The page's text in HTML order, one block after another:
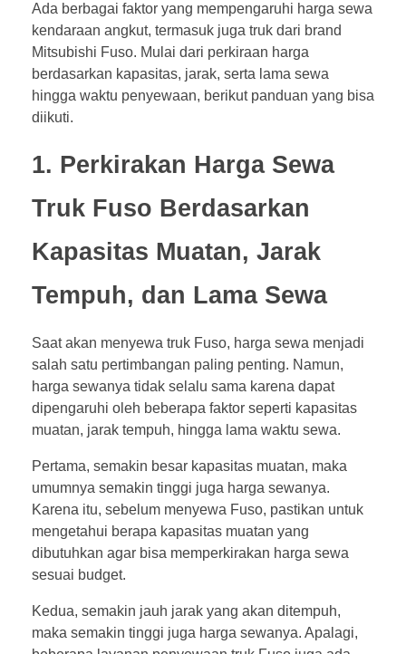
Ada berbagai faktor yang mempengaruhi harga sewa
kendaraan angkut, termasuk juga truk dari brand
Mitsubishi Fuso. Mulai dari perkiraan harga
berdasarkan kapasitas, jarak, serta lama sewa
hingga waktu penyewaan, berikut panduan yang bisa
diikuti.
1. Perkirakan Harga Sewa
Truk Fuso Berdasarkan
Kapasitas Muatan, Jarak
Tempuh, dan Lama Sewa
Saat akan menyewa truk Fuso, harga sewa menjadi
salah satu pertimbangan paling penting. Namun,
harga sewanya tidak selalu sama karena dapat
dipengaruhi oleh beberapa faktor seperti kapasitas
muatan, jarak tempuh, hingga lama waktu sewa.
Pertama, semakin besar kapasitas muatan, maka
umumnya semakin tinggi juga harga sewanya.
Karena itu, sebelum menyewa Fuso, pastikan untuk
mengetahui berapa kapasitas muatan yang
dibutuhkan agar bisa memperkirakan harga sewa
sesuai budget.
Kedua, semakin jauh jarak yang akan ditempuh,
maka semakin tinggi juga harga sewanya. Apalagi,